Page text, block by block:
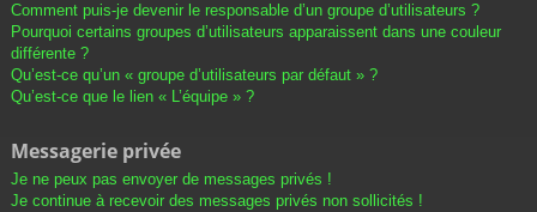
Comment puis-je devenir le responsable d’un groupe d’utilisateurs ?
Pourquoi certains groupes d’utilisateurs apparaissent dans une couleur
différente ?
Qu’est-ce qu’un « groupe d’utilisateurs par défaut » ?
Qu’est-ce que le lien « L’équipe » ?
Messagerie privée
Je ne peux pas envoyer de messages privés !
Je continue à recevoir des messages privés non sollicités !